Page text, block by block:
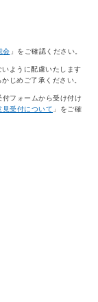
会 」をご確認ください。
ように配慮いたします
じめご了承ください。
フォームから受け付け
見受付について 」をご確